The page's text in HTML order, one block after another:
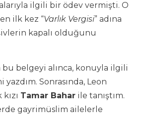
ilgili bir ödev vermişti. O
ilk kez “Varlık Vergisi” adına
kapalı olduğunu
bu belgeyi alınca, konuyla ilgili
Sonrasında, Leon
Tamar Bahar ile tanıştım.
gayrimüslim ailelerle